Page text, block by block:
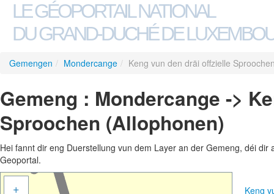
LE GÉOPORTAIL NATIONAL
DU GRAND-DUCHÉ DE
Gemengen / Mondercange / Keng vun den dräi offzielle
Gemeng : Mondercange ->
Sproochen (Allophonen)
Hei fannt dir eng Duerstellung vun dem Layer an der Gemeng, déi
Geoportal.
+
Keng